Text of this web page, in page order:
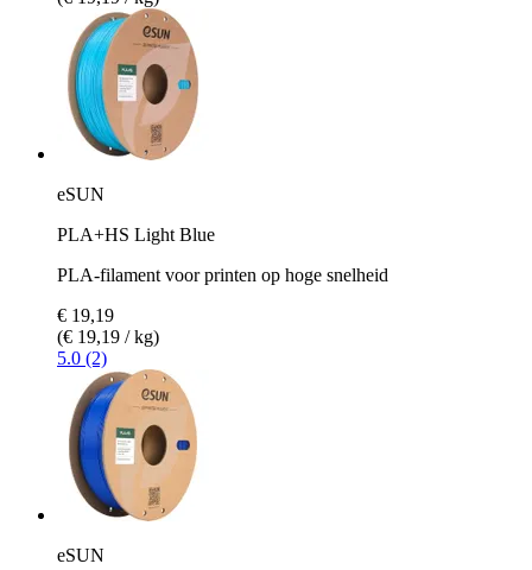
eSUN
PLA+HS Light Blue
PLA-filament voor printen op hoge snelheid
€ 19,19
(€ 19,19 / kg)
5.0 (2)
eSUN